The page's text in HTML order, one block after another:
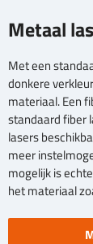
Metaal
Met een
donkere
materiaal. Een
standaard fiber
lasers
meer
mogelijk is
het materiaal